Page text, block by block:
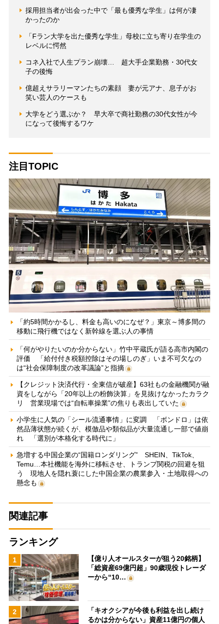
採用担当者が出会った中で「最も優秀な学生」は何が凄
かったのか
「Fラン大学を出た優秀な学生」母校に立ち寄り在学生の
レベルに愕然
コネ入社で人生プラン崩壊… 超大手企業勤務・30代女
子の後悔
億超えサラリーマンたちの素顔 妻が元アナ、息子がお
笑い芸人のケースも
大学をどう選ぶか？ 早大卒で商社勤務の30代女性が今
になって後悔するワケ
注目TOPIC
「約5時間かかるし、料金も高いのになぜ？」東京～博多間の
移動に飛行機ではなく新幹線を選ぶ人の事情
「何がやりたいのか分からない」竹中平蔵氏が語る高市内閣の
評価 「給付付き税額控除はその場しのぎ」いま不可欠なの
は“社会保障制度の改革議論”と指摘
【クレジット決済代行・全東信が破産】63社もの金融機関が融
資をしながら「20年以上の粉飾決算」を見抜けなかったカラク
リ 営業現場では“自転車操業”の焦りも表出していた
小学生に人気の「シール流通事情」に変調 「ボンドロ」は依
然品薄状態が続くが、模倣品や類似品が大量流通し一部で値崩
れ 「選別が本格化する時代に」
急増する中国企業の“国籍ロンダリング” SHEIN、TikTok、
Temu…本社機能を海外に移転させ、トランプ関税の回避を狙
う 現地人を隠れ蓑にした中国企業の農業参入・土地取得への
懸念も
関連記事
ランキング
1
【億り人オールスターが狙う20銘柄】
「総資産69億円超」90歳現役トレーダ
ーから“10…
2
「キオクシアが今後も利益を出し続け
るかは分からない」資産11億円の個人